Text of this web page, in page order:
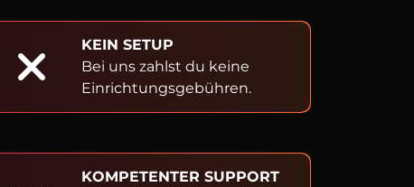
KEIN SETUP
Bei uns zahlst du keine
Einrichtungsgebühren.
KOMPETENTER SUPPORT